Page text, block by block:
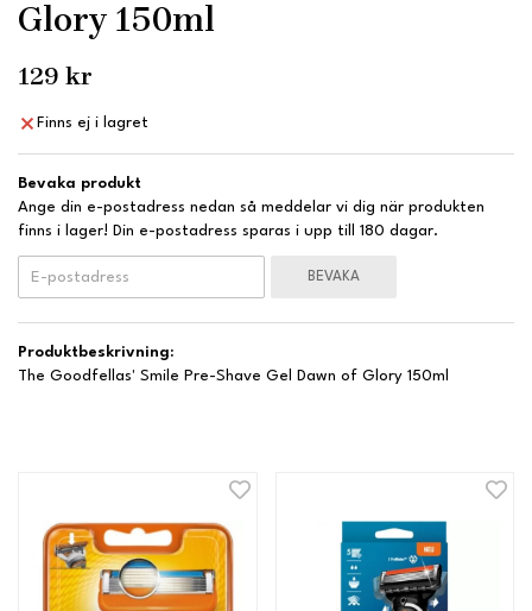
Glory 150ml
129 kr
Finns ej i lagret
Bevaka produkt
Ange din e-postadress nedan så meddelar vi dig när produkten
finns i lager! Din e-postadress sparas i upp till 180 dagar.
BEVAKA
Produktbeskrivning:
The Goodfellas' Smile Pre-Shave Gel Dawn of Glory 150ml